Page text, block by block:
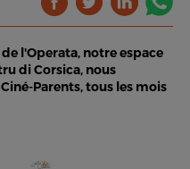
l'Operata, notre espace
di Corsica, nous
Parents, tous les mois